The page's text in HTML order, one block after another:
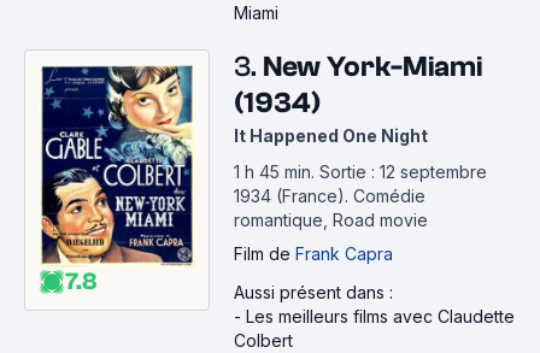
Miami
7.8
3. New York-Miami
(1934)
It Happened One Night
1 h 45 min. Sortie : 12 septembre
1934 (France). Comédie
romantique, Road movie
Film de Frank Capra
Aussi présent dans :
- Les meilleurs films avec Claudette
Colbert